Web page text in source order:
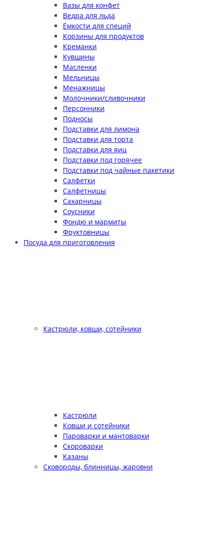
Вазы для конфет
Ведра для льда
Ёмкости для специй
Корзины для продуктов
Креманки
Кувшины
Масленки
Мельницы
Менажницы
Молочники/сливочники
Персонники
Подносы
Подставки для лимона
Подставки для торта
Подставки для яиц
Подставки под горячее
Подставки под чайные пакетики
Салфетки
Салфетницы
Сахарницы
Соусники
Фондю и мармиты
Фруктовницы
Посуда для приготовления
Кастрюли, ковши, сотейники
Кастрюли
Ковши и сотейники
Пароварки и мантоварки
Скороварки
Казаны
Сковороды, блинницы, жаровни